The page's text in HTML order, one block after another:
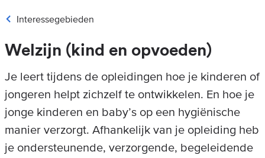
Interessegebieden
Welzijn (kind en opvoeden)
Je leert tijdens de opleidingen hoe je kinderen of
jongeren helpt zichzelf te ontwikkelen. En hoe je
jonge kinderen en baby’s op een hygiënische
manier verzorgt. Afhankelijk van je opleiding heb
je ondersteunende, verzorgende, begeleidende